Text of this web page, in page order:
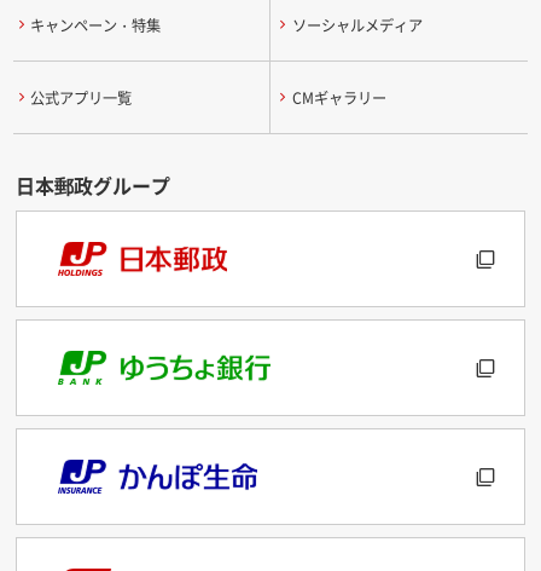
キャンペーン・特集 ソーシャルメディア
公式アプリ一覧 CMギャラリー